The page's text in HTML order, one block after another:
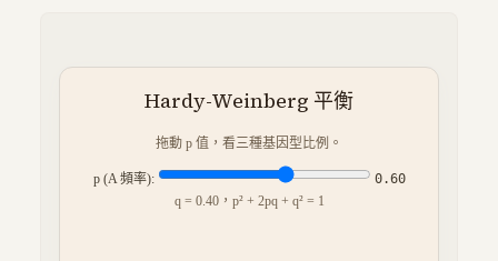
Hardy-Weinberg 平衡
拖動 p 值，看三種基因型比例。
p (A 頻率):
0.60
q = 0.40，p² + 2pq + q² = 1